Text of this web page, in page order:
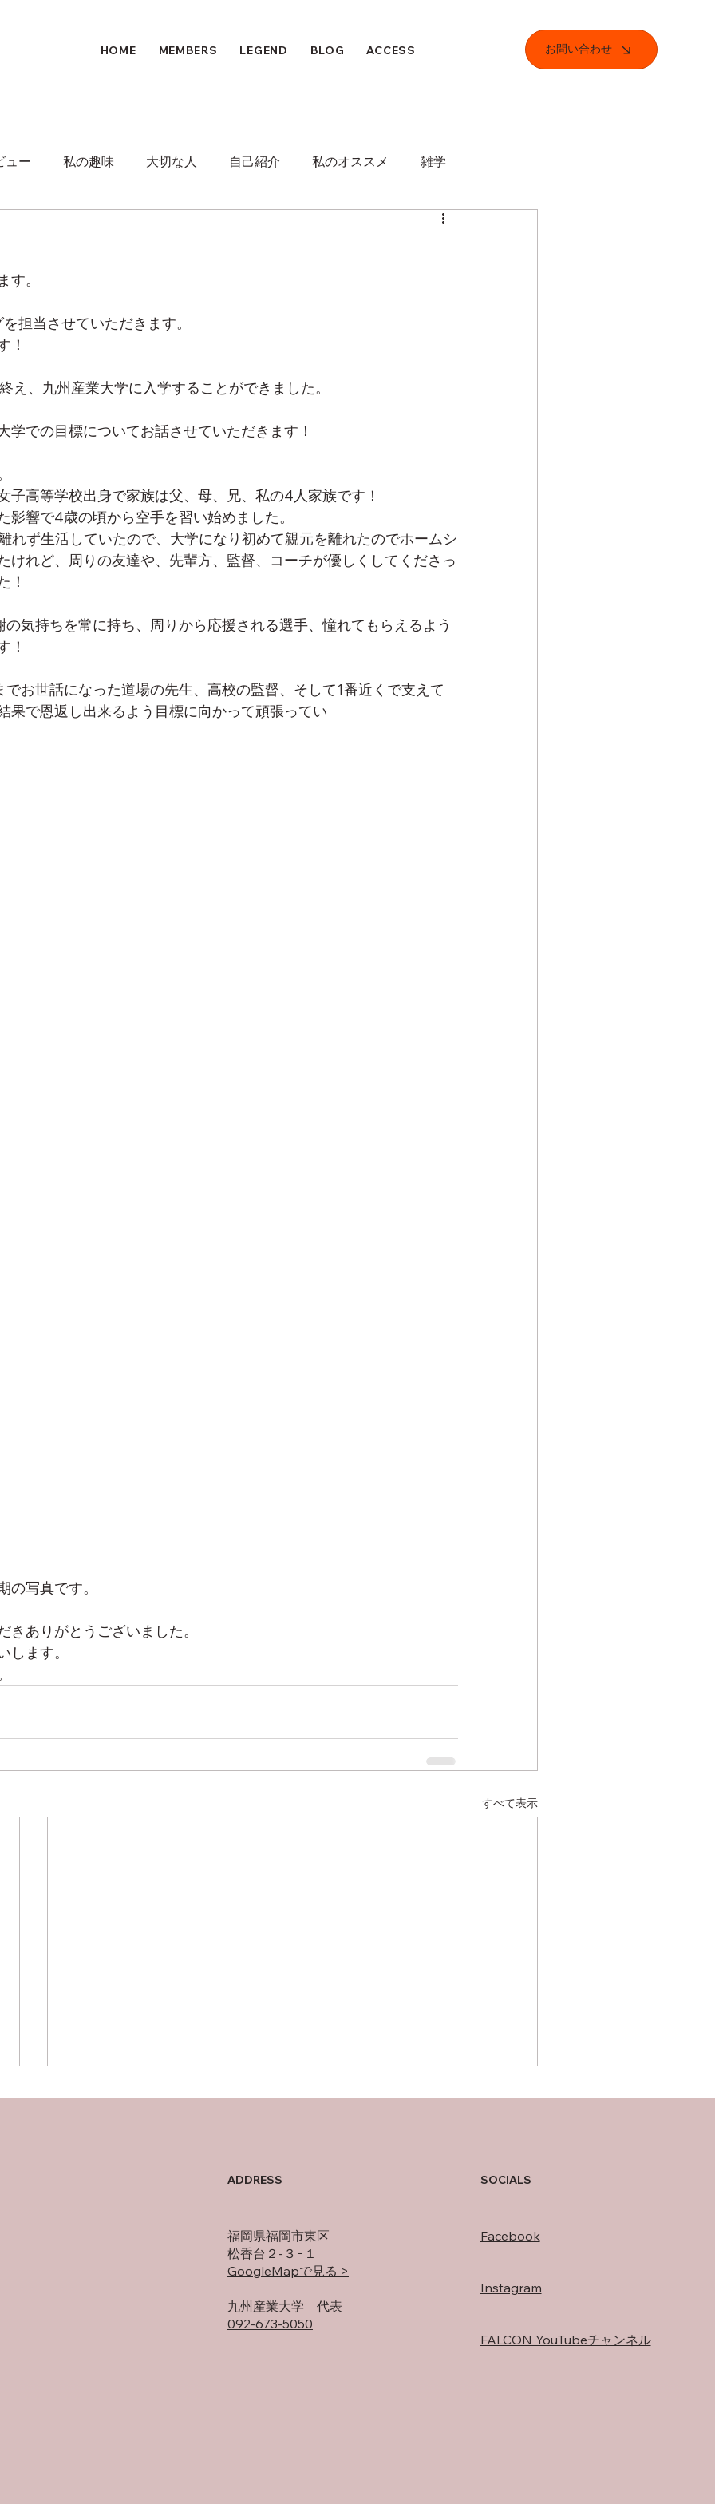
HOME MEMBERS LEGEND BLOG ACCESS お問い合わせ
ュー 私の趣味 大切な人 自己紹介 私のオススメ 雑学
。
担当させていただきます。
！
え、九州産業大学に入学することができました。
学での目標についてお話させていただきます！
子高等学校出身で家族は父、母、兄、私の4人家族です！
影響で4歳の頃から空手を習い始めました。
れず生活していたので、大学になり初めて親元を離れたのでホームシ
けれど、周りの友達や、先輩方、監督、コーチが優しくしてくださっ
！
気持ちを常に持ち、周りから応援される選手、憧れてもらえるよう
！
お世話になった道場の先生、高校の監督、そして1番近くで支えて
果で恩返し出来るよう目標に向かって頑張ってい
の写真です。
きありがとうございました。
します。
すべて表示
ADDRESS
福岡県福岡市東区
松香台２-３−１
GoogleMapで見る >
​九州産業大学 代表
092-673-5050
SOCIALS
Facebook
Instagram
FALCON YouTubeチャンネル